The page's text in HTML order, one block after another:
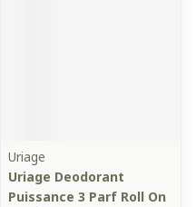
Uriage
Uriage Deodorant
Puissance 3 Parf Roll On